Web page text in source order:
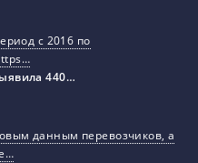
с 2016 по
440…
данным перевозчиков, а